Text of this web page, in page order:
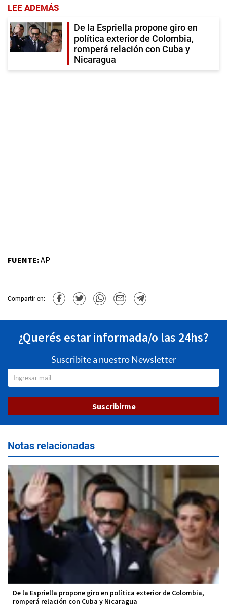
LEE ADEMÁS
De la Espriella propone giro en
política exterior de Colombia,
romperá relación con Cuba y
Nicaragua
FUENTE:AP
Compartir en:
¿Querés estar informada/o las 24hs?
Suscribite a nuestro Newsletter
Suscribirme
Notas relacionadas
De la Espriella propone giro en política exterior de Colombia,
romperá relación con Cuba y Nicaragua